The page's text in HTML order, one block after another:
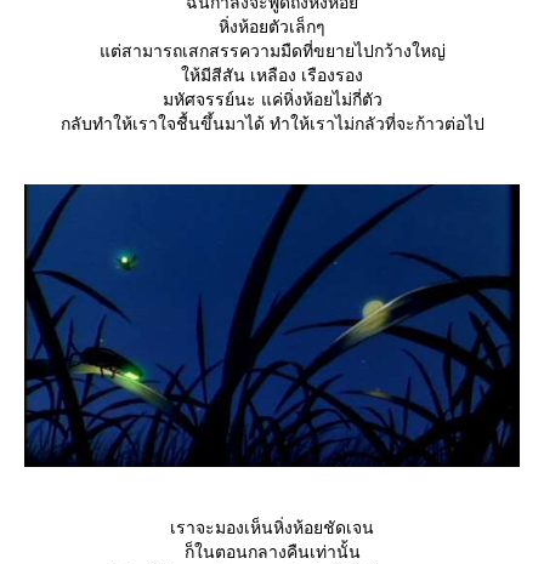
หิ่งห้อยตัวเล็กๆ
ต่สามารถเสกสรรความมืดที่ขยายไปกว้างใหญ่
ห้มีสีสัน เหลือง เรืองรอง
มหัศจรรย์นะ แค่หิ่งห้อยไม่กี่ตัว
กลับทำให้เราใจชื้นขึ้นมาได้ ทำให้เราไม่กลัวที่จะก้าวต่อไป
เราจะมองเห็นหิ่งห้อยชัดเจน
ก็ในตอนกลางคืนเท่านั้น